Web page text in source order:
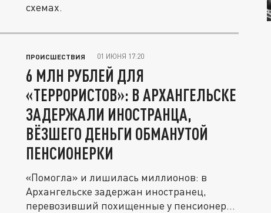
схемах.
ПРОИСШЕСТВИЯ 01 ИЮНЯ 17:20
6 МЛН РУБЛЕЙ ДЛЯ
«ТЕРРОРИСТОВ»: В АРХАНГЕЛЬСКЕ
ЗАДЕРЖАЛИ ИНОСТРАНЦА,
ВЁЗШЕГО ДЕНЬГИ ОБМАНУТОЙ
ПЕНСИОНЕРКИ
«Помогла» и лишилась миллионов: в
Архангельске задержан иностранец,
перевозивший похищенные у пенсионерки